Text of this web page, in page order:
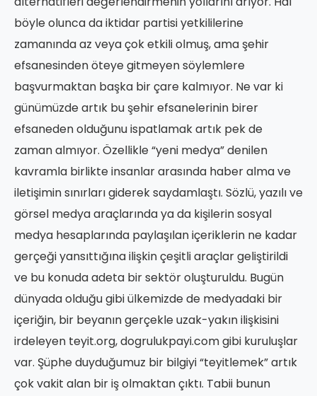
böyle olunca da iktidar partisi yetkililerine
zamanında az veya çok etkili olmuş, ama şehir
efsanesinden öteye gitmeyen söylemlere
başvurmaktan başka bir çare kalmıyor. Ne var ki
günümüzde artık bu şehir efsanelerinin birer
efsaneden olduğunu ispatlamak artık pek de
zaman almıyor. Özellikle “yeni medya” denilen
kavramla birlikte insanlar arasında haber alma ve
iletişimin sınırları giderek saydamlaştı. Sözlü, yazılı ve
görsel medya araçlarında ya da kişilerin sosyal
medya hesaplarında paylaşılan içeriklerin ne kadar
gerçeği yansıttığına ilişkin çeşitli araçlar geliştirildi
ve bu konuda adeta bir sektör oluşturuldu. Bugün
dünyada olduğu gibi ülkemizde de medyadaki bir
içeriğin, bir beyanın gerçekle uzak-yakın ilişkisini
irdeleyen teyit.org, dogrulukpayi.com gibi kuruluşlar
var. Şüphe duyduğumuz bir bilgiyi “teyitlemek” artık
çok vakit alan bir iş olmaktan çıktı. Tabii bunun